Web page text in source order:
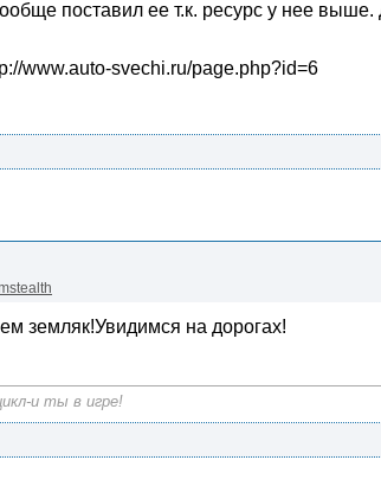
поставил ее т.к. ресурс у нее
www.auto-svechi.ru/page.php?id=6
земляк!Увидимся на дорогах!
и ты в игре!